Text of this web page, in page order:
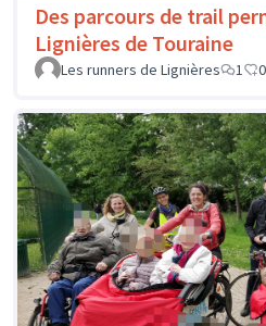
Des parcours de trail
Lignières de Touraine
Les runners de Lignières
1 0